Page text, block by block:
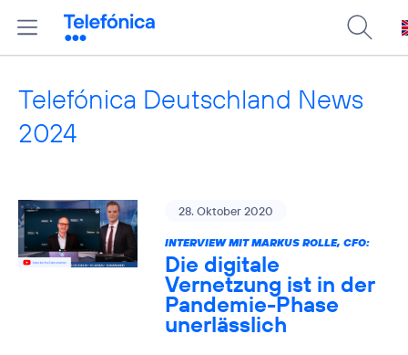
Telefónica Deutschland News
2024
28. Oktober 2020
INTERVIEW MIT MARKUS ROLLE, CFO:
Die digitale
Vernetzung ist in der
Pandemie-Phase
unerlässlich